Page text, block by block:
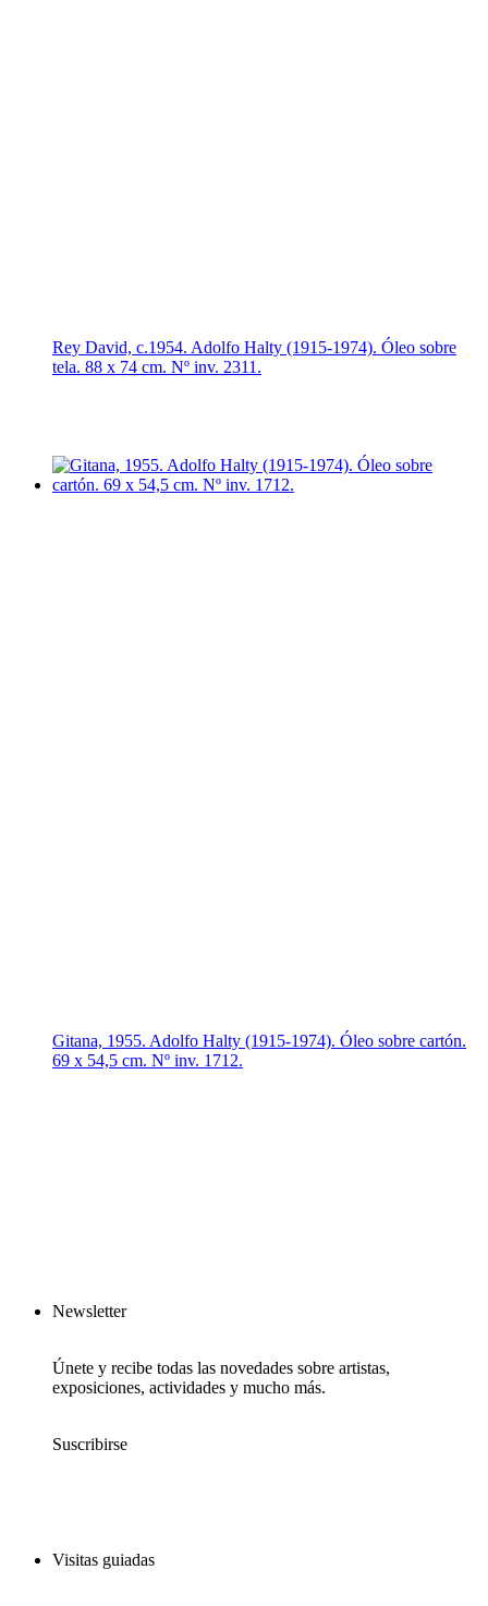
Rey David, c.1954. Adolfo Halty (1915-1974). Óleo sobre
tela. 88 x 74 cm. Nº inv. 2311.
Gitana, 1955. Adolfo Halty (1915-1974). Óleo sobre cartón.
69 x 54,5 cm. Nº inv. 1712.
Newsletter
Únete y recibe todas las novedades sobre artistas,
exposiciones, actividades y mucho más.
Suscribirse
Visitas guiadas